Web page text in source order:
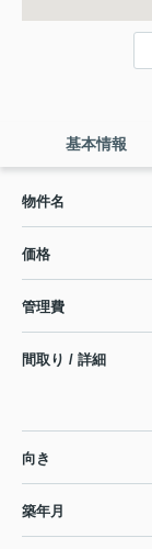
基本情報
物件名
価格
管理費
間取り / 詳細
向き
築年月